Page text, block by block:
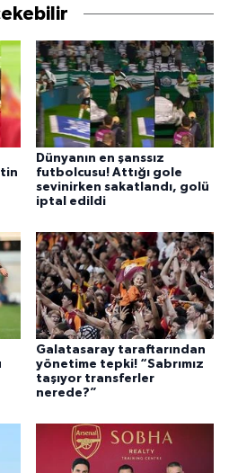
Dünyanın en şanssız
futbolcusu! Attığı gole
sevinirken sakatlandı, golü
iptal edildi
Galatasaray taraftarından
yönetime tepki! “Sabrımız
taşıyor transferler
nerede?”